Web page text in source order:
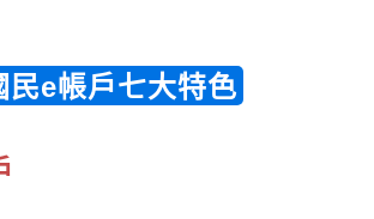
民e帳戶七大特色